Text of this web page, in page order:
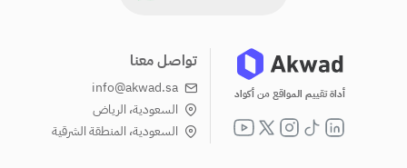
أداة تقييم المواقع من أكواد
تواصل معنا
info@akwad.sa
السعودية، الرياض
السعودية، المنطقة الشرقية